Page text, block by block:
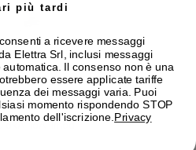
6kA 16A 1mod.
più tardi
a ricevere messaggi
Elettra Srl, inclusi messaggi
Il consenso non è una
essere applicate tariffe
dei messaggi varia. Puoi
momento rispondendo STOP
dell'iscrizione. Privacy